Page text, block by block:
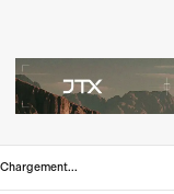
Chargement...